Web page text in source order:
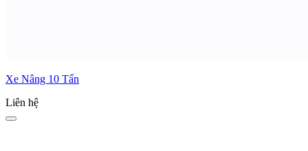
Xe Nâng 10 Tấn
Liên hệ